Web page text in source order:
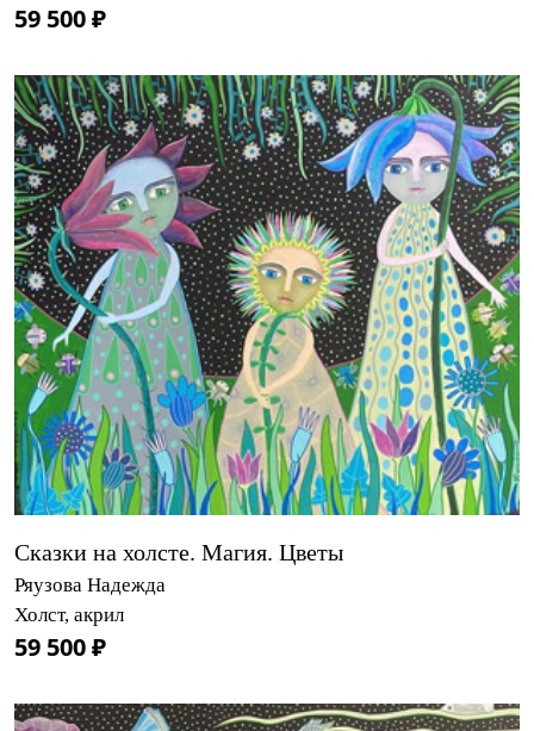
59 500 ₽
Сказки на холсте. Магия. Цветы
Ряузова Надежда
Холст, акрил
59 500 ₽